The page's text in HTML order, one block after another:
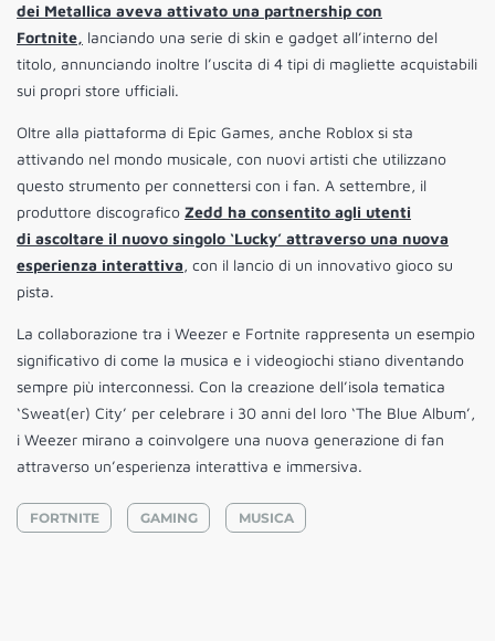
dei Metallica aveva attivato una partnership con
Fortnite, lanciando una serie di skin e gadget all’interno del
titolo, annunciando inoltre l’uscita di 4 tipi di magliette acquistabili
sui propri store ufficiali.
Oltre alla piattaforma di Epic Games, anche Roblox si sta
attivando nel mondo musicale, con nuovi artisti che utilizzano
questo strumento per connettersi con i fan. A settembre, il
produttore discografico Zedd ha consentito agli utenti
di ascoltare il nuovo singolo ‘Lucky’ attraverso una nuova
esperienza interattiva, con il lancio di un innovativo gioco su
pista.
La collaborazione tra i Weezer e Fortnite rappresenta un esempio
significativo di come la musica e i videogiochi stiano diventando
sempre più interconnessi. Con la creazione dell’isola tematica
‘Sweat(er) City’ per celebrare i 30 anni del loro ‘The Blue Album’,
i Weezer mirano a coinvolgere una nuova generazione di fan
attraverso un’esperienza interattiva e immersiva.
FORTNITE GAMING MUSICA